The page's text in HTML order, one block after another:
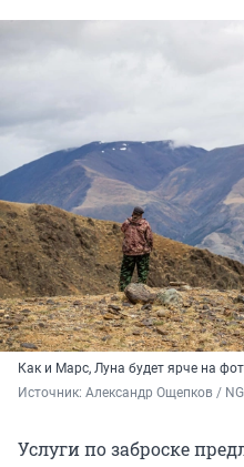
Как и Марс, Луна будет ярче на
Источник: Александр Ощепков /
Услуги по заброске